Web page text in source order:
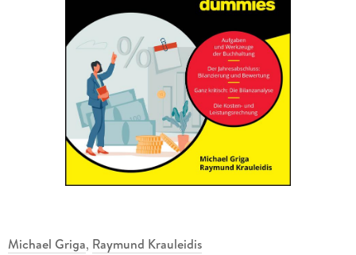
Michael Griga, Raymund Krauleidis